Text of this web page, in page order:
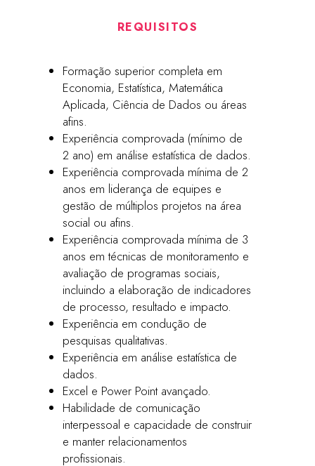
REQUISITOS
Formação superior completa em
Economia, Estatística, Matemática
Aplicada, Ciência de Dados ou áreas
afins.
Experiência comprovada (mínimo de
2 ano) em análise estatística de dados.
Experiência comprovada mínima de 2
anos em liderança de equipes e
gestão de múltiplos projetos na área
social ou afins.
Experiência comprovada mínima de 3
anos em técnicas de monitoramento e
avaliação de programas sociais,
incluindo a elaboração de indicadores
de processo, resultado e impacto.
Experiência em condução de
pesquisas qualitativas.
Experiência em análise estatística de
dados.
Excel e Power Point avançado.
Habilidade de comunicação
interpessoal e capacidade de construir
e manter relacionamentos
profissionais.